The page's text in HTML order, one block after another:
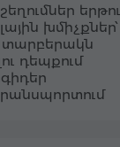
խմիչքներ՝
տարբերակն
դեպքում